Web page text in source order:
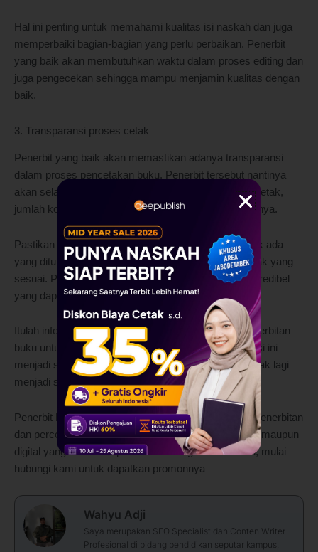
Hal ini penting untuk memahami kualitas isi naskah dan juga
memperbaiki bagian-bagian yang perlu perbaikan. Penerbit
yang baik akan membutuhkan waktu dalam proses editing dan
juga pengecekan sehingga mampu menjamin kualitas dengan
baik.
3. Transparansi proses cetak
Penerbit yang baik akan memastikan adanya transparansi
dalam proses pencetakan buku. Penerbit tersebut nantinya
akan selalu menginformasikan jumlah buku yang tercetak,
jumlah komisi penulis, jumlah royalti dan lain sebagainya.
Pastikan bahwa proses pencetakan hingga akhir tidak ada
yang ditutup-tutupi sehingga mampu mendapatkan hak yang
sesuai. Pastikan untuk mencari penerbit buku yang kredibel
yang dapat menjamin transparansi tersebut.
Itulah informasi secara lengkap mengenai harga menerbitan
buku untuk para penulis profesional. Dengan informasi ini
menjadi seorang penulis dengan karya profesional tidak lagi
menjadi suatu mimpi saja.
Penerbit Buku Deepublish Jakarta memiliki layanan penerbitan
dan percetakan buku berkualitas dalam bentuk cetak maupun
digital yang bisa anda pilih sesuai dengan kebutuhan, mulai
hubungi kami untuk dapatkan promonnya
Wahyu Adji
Saya merupakan SEO Specialist dan Conten Writer
Profesional di bidang pendidikan seputar kampus,